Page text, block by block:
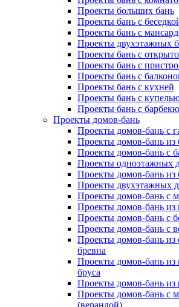
Проекты больших бань
Проекты бань с
Проекты бань с
Проекты двухэтажных
Проекты бань с
Проекты бань с
Проекты бань с
Проекты бань с кухней
Проекты бань с
Проекты бань с барбекю
Проекты домов-бань
Проекты домов-бань с
Проекты домов-бань из
Проекты домов-бань с
Проекты одноэтажных
Проекты домов-бань из
Проекты двухэтажных
Проекты домов-бань с
Проекты домов-бань из
Проекты домов-бань с
Проекты домов-бань с
Проекты домов-бань из
бревна
Проекты домов-бань
бруса
Проекты домов-бань из
Проекты домов-бань с
(верандой)